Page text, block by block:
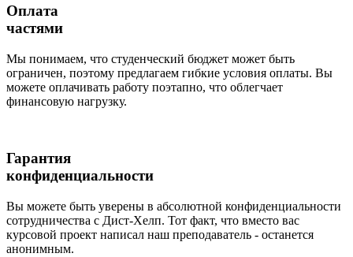
Оплата
частями
Мы понимаем, что студенческий бюджет может быть
ограничен, поэтому предлагаем гибкие условия оплаты. Вы
можете оплачивать работу поэтапно, что облегчает
финансовую нагрузку.
Гарантия
конфиденциальности
Вы можете быть уверены в абсолютной конфиденциальности
сотрудничества с Дист-Хелп. Тот факт, что вместо вас
курсовой проект написал наш преподаватель - останется
анонимным.